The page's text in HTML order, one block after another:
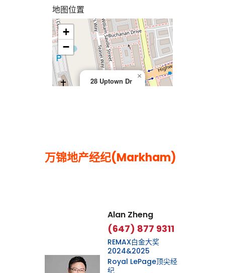
地图位置
>
28 Uptown Dr
×
+
−
万锦地产经纪(Markham)
Alan Zheng
(647) 877 9311
REMAX白金大奖
2024&2025
Royal LePage顶尖经
纪